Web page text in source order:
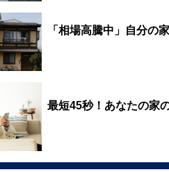
「相場高騰中」自分の
最短45秒！あなたの家